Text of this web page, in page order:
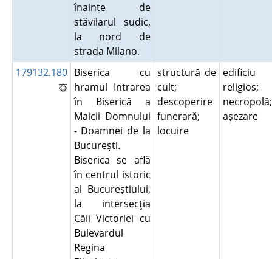
înainte de
stăvilarul sudic,
la nord de
strada Milano.
179132.180 Biserica cu
hramul Intrarea
în Biserică a
Maicii Domnului
- Doamnei de la
Bucureşti.
Biserica se află
în centrul istoric
al Bucureştiului,
la intersecţia
Căii Victoriei cu
Bulevardul
Regina
structură de
cult;
descoperire
funerară;
locuire
edificiu
religios;
necropolă;
aşezare